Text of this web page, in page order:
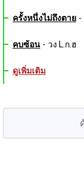
ครั้งหนึ่งไม่ถึงตาย -
คบซ้อน - วง L.ก.ฮ
ดูเพิ่มเติม